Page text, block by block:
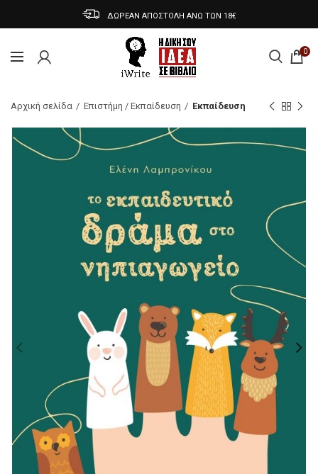
ΔΩΡΕΑΝ ΑΠΟΣΤΟΛΗ ΑΝΩ ΤΩΝ 18€
0
Αρχική σελίδα Επιστήμη / Εκπαίδευση Εκπαίδευση